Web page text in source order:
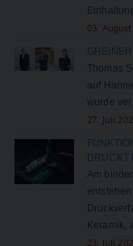
03.
Thomas
auf
wurde
27. Juli
DRUCKT
Am
Keramik,
23. Juli